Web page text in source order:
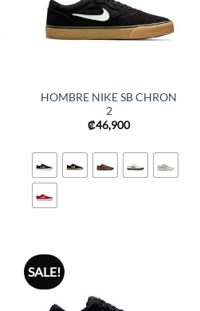
HOMBRE NIKE SB CHRON
2
₡46,900
SALE!